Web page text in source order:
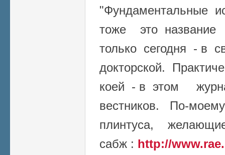
"Фундаментальные
тоже это название
только сегодня - в
докторской.
коей - в этом
вестников. По-
плинтуса,
сабж : http://